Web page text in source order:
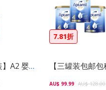
【新版三罐包邮装】A2 婴幼儿奶粉2段 900g
7.81折
AU$ 99.99 AU$ 128.00